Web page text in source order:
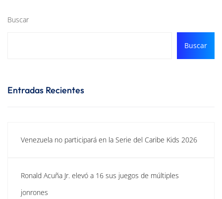
Buscar
Buscar
Entradas Recientes
Venezuela no participará en la Serie del Caribe Kids 2026
Ronald Acuña Jr. elevó a 16 sus juegos de múltiples
jonrones